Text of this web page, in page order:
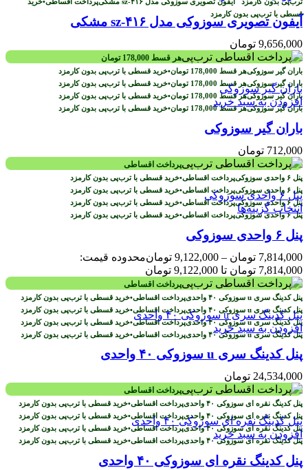
ترب‌پی بدون کارمزد
پرداخت اقساطی•خرید
قسطی با ترب‌پی بدون کارمزد
آیفون تصویری سوزوکی مدل sz-۴۱۶ مشکی
9,656,000 تومان
هر قسط 178,000 تومان
هر قسط 178,000 تومان•خرید قسطی با ترب‌پی بدون کارمزد
هر قسط 178,000 تومان•خرید قسطی با ترب‌پی بدون کارمزد
هر قسط 178,000 تومان•خرید قسطی با ترب‌پی بدون کارمزد
هر قسط178,000 تومان•خرید قسطی با ترب‌پی بدون کارمزد
افزودن به سبد خرید
باران گیر سوزوکی
712,000 تومان
پرداخت اقساطی
پرداخت اقساطی•خرید قسطی با ترب‌پی بدون کارمزد
پرداخت اقساطی•خرید قسطی با ترب‌پی بدون کارمزد
پرداخت اقساطی•خرید قسطی با ترب‌پی بدون کارمزد
پرداخت اقساطی•خرید قسطی با ترب‌پی بدون کارمزد
انتخاب گزینه‌ها
پنل ۶ واحدی سوزوکی
7,814,000 تومان –
9,122,000 تومانمحدوده قیمت:
7,814,000 تومان تا 9,122,000 تومان
پرداخت اقساطی
پرداخت اقساطی•خرید قسطی با ترب‌پی بدون کارمزد
پرداخت اقساطی•خرید قسطی با ترب‌پی بدون کارمزد
پرداخت اقساطی•خرید قسطی با ترب‌پی بدون کارمزد
پرداخت اقساطی•خرید قسطی با ترب‌پی بدون کارمزد
افزودن به سبد خرید
پنل کدینگ سری u سوزوکی ۴۰ واحدی
24,534,000 تومان
پرداخت اقساطی
پرداخت اقساطی•خرید قسطی با ترب‌پی بدون کارمزد
پرداخت اقساطی•خرید قسطی با ترب‌پی بدون کارمزد
پرداخت اقساطی•خرید قسطی با ترب‌پی بدون کارمزد
پرداخت اقساطی•خرید قسطی با ترب‌پی بدون کارمزد
افزودن به سبد خرید
پنل کدینگ نقره ای سوزوکی ۴۰ واحدی